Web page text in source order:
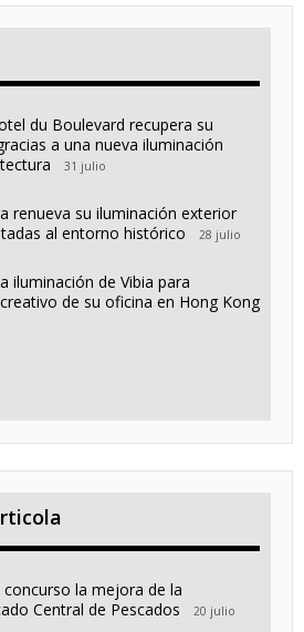
du Boulevard recupera su
a una nueva iluminación
31 julio
renueva su iluminación exterior
al entorno histórico
28 julio
iluminación de Vibia para
de su oficina en Hong Kong
la mejora de la
Central de Pescados
20 julio